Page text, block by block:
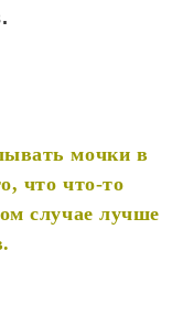
мочки в
что что-то
случае лучше